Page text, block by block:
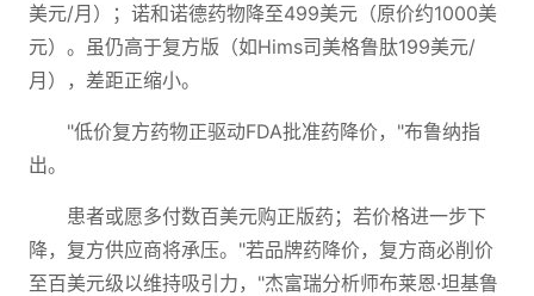
美元/月）；诺和诺德药物降至499美元（原价约1000美
元）。虽仍高于复方版（如Hims司美格鲁肽199美元/
月），差距正缩小。
"低价复方药物正驱动FDA批准药降价，"布鲁纳指
出。
患者或愿多付数百美元购正版药；若价格进一步下
降，复方供应商将承压。"若品牌药降价，复方商必削价
至百美元级以维持吸引力，"杰富瑞分析师布莱恩·坦基鲁